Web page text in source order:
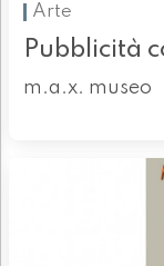
Arte
Pubblicità
m.a.x. museo